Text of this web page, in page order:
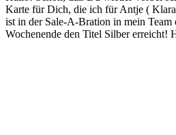
Karte für Dich, die ich für Antje (
ist in der Sale-A-Bration in mein Team
Wochenende den Titel Silber erreicht!